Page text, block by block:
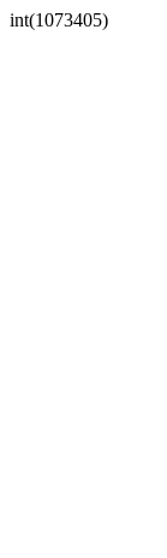
int(1073405)